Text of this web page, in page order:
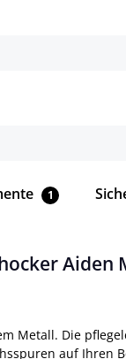
1
Aiden
Metall. Die
auf